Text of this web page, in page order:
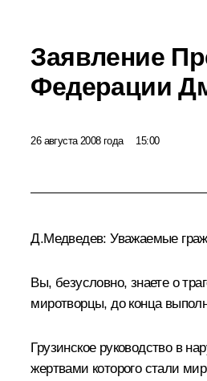
Заявление
Федерации
26 августа 2008 года 15:00
Д.Медведев: Уважаемые
Вы, безусловно, знаете о
миротворцы, до конца
Грузинское руководство в
жертвами которого стали